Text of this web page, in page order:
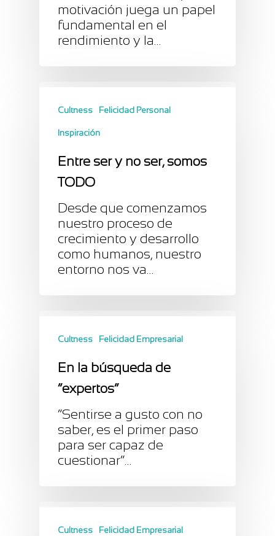
motivación juega un papel
fundamental en el
rendimiento y la…
Cultness Felicidad Personal
Inspiración
Entre ser y no ser, somos
TODO
Desde que comenzamos
nuestro proceso de
crecimiento y desarrollo
como humanos, nuestro
entorno nos va…
Cultness Felicidad Empresarial
En la búsqueda de
“expertos”
“Sentirse a gusto con no
saber, es el primer paso
para ser capaz de
cuestionar”…
Cultness Felicidad Empresarial